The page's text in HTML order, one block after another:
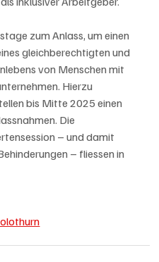
zum Anlass, um einen
gleichberechtigten und
von Menschen mit
Hierzu
bis Mitte 2025 einen
Die
– und damit
– fliessen in